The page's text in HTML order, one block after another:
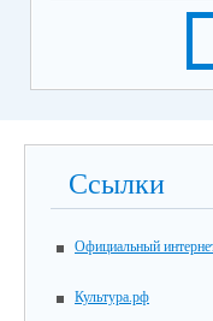
Ссылки
Официальный
Культура.рф